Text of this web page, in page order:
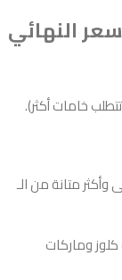
النهائي
خامات أكثر).
متانة من الـ
وماركات